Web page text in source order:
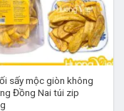
sấy mộc giòn không
Đồng Nai túi zip